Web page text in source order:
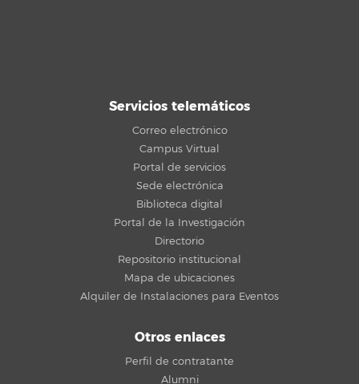
Servicios telemáticos
Correo electrónico
Campus Virtual
Portal de servicios
Sede electrónica
Biblioteca digital
Portal de la Investigación
Directorio
Repositorio institucional
Mapa de ubicaciones
Alquiler de Instalaciones para Eventos
Otros enlaces
Perfil de contratante
Alumni